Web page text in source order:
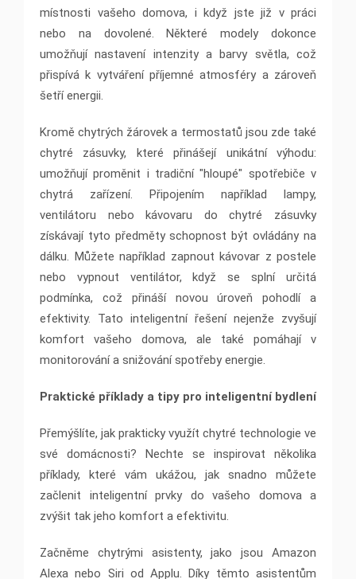
místnosti vašeho domova, i když jste již v práci
nebo na dovolené. Některé modely dokonce
umožňují nastavení intenzity a barvy světla, což
přispívá k vytváření příjemné atmosféry a zároveň
šetří energii.
Kromě chytrých žárovek a termostatů jsou zde také
chytré zásuvky, které přinášejí unikátní výhodu:
umožňují proměnit i tradiční "hloupé" spotřebiče v
chytrá zařízení. Připojením například lampy,
ventilátoru nebo kávovaru do chytré zásuvky
získávají tyto předměty schopnost být ovládány na
dálku. Můžete například zapnout kávovar z postele
nebo vypnout ventilátor, když se splní určitá
podmínka, což přináší novou úroveň pohodlí a
efektivity. Tato inteligentní řešení nejenže zvyšují
komfort vašeho domova, ale také pomáhají v
monitorování a snižování spotřeby energie.
Praktické příklady a tipy pro inteligentní bydlení
Přemýšlíte, jak prakticky využít chytré technologie ve
své domácnosti? Nechte se inspirovat několika
příklady, které vám ukážou, jak snadno můžete
začlenit inteligentní prvky do vašeho domova a
zvýšit tak jeho komfort a efektivitu.
Začněme chytrými asistenty, jako jsou Amazon
Alexa nebo Siri od Applu. Díky těmto asistentům